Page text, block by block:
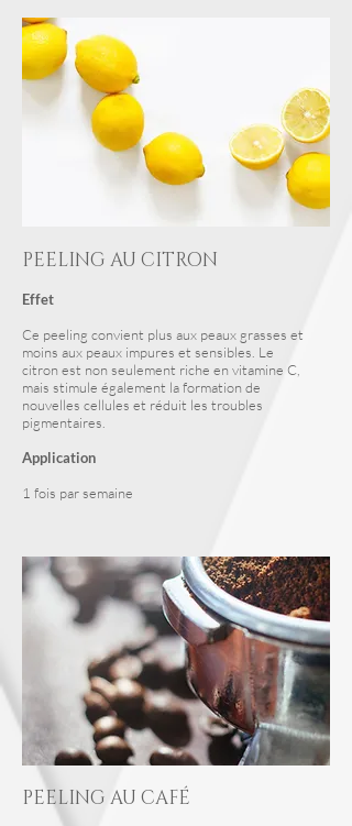
PEELING AU CITRON
Effet
Ce peeling convient plus aux peaux grasses et
moins aux peaux impures et sensibles. Le
citron est non seulement riche en vitamine C,
mais stimule également la formation de
nouvelles cellules et réduit les troubles
pigmentaires.
Application
1 fois par semaine
PEELING AU CAFÉ